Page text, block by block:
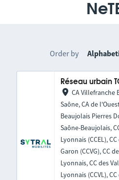
Order by
Réseau urbain
CA Villefranche
Saône, CA de
Beaujolais Pierres
Saône-Beaujolais,
Lyonnais (CCEL),
Garon (CCVG), CC
Lyonnais, CC des
Lyonnais (CCVL),